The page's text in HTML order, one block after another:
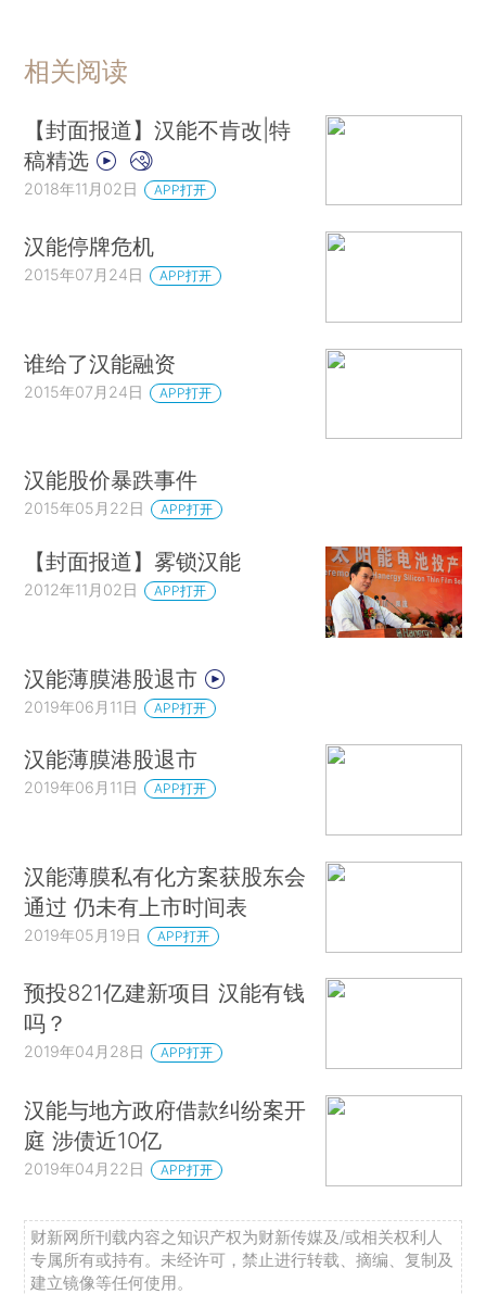
相关阅读
【封面报道】汉能不肯改|特
稿精选
2018年11月02日 APP打开
汉能停牌危机
2015年07月24日 APP打开
谁给了汉能融资
2015年07月24日 APP打开
汉能股价暴跌事件
2015年05月22日 APP打开
【封面报道】雾锁汉能
2012年11月02日 APP打开
汉能薄膜港股退市
2019年06月11日 APP打开
汉能薄膜港股退市
2019年06月11日 APP打开
汉能薄膜私有化方案获股东会
通过 仍未有上市时间表
2019年05月19日 APP打开
预投821亿建新项目 汉能有钱
吗？
2019年04月28日 APP打开
汉能与地方政府借款纠纷案开
庭 涉债近10亿
2019年04月22日 APP打开
财新网所刊载内容之知识产权为财新传媒及/或相关权利人
专属所有或持有。未经许可，禁止进行转载、摘编、复制及
建立镜像等任何使用。